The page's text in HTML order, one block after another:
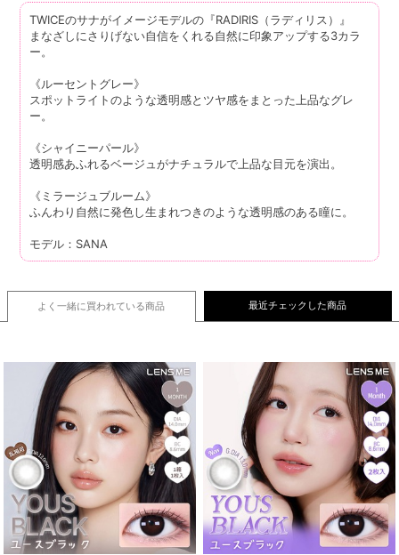
TWICEのサナがイメージモデルの『RADIRIS（ラディリス）』
まなざしにさりげない自信をくれる自然に印象アップする3カラ
ー。
《ルーセントグレー》
スポットライトのような透明感とツヤ感をまとった上品なグレ
ー。
《シャイニーパール》
透明感あふれるベージュがナチュラルで上品な目元を演出。
《ミラージュブルーム》
ふんわり自然に発色し生まれつきのような透明感のある瞳に。
モデル：SANA
よく一緒に買われている商品 最近チェックした商品